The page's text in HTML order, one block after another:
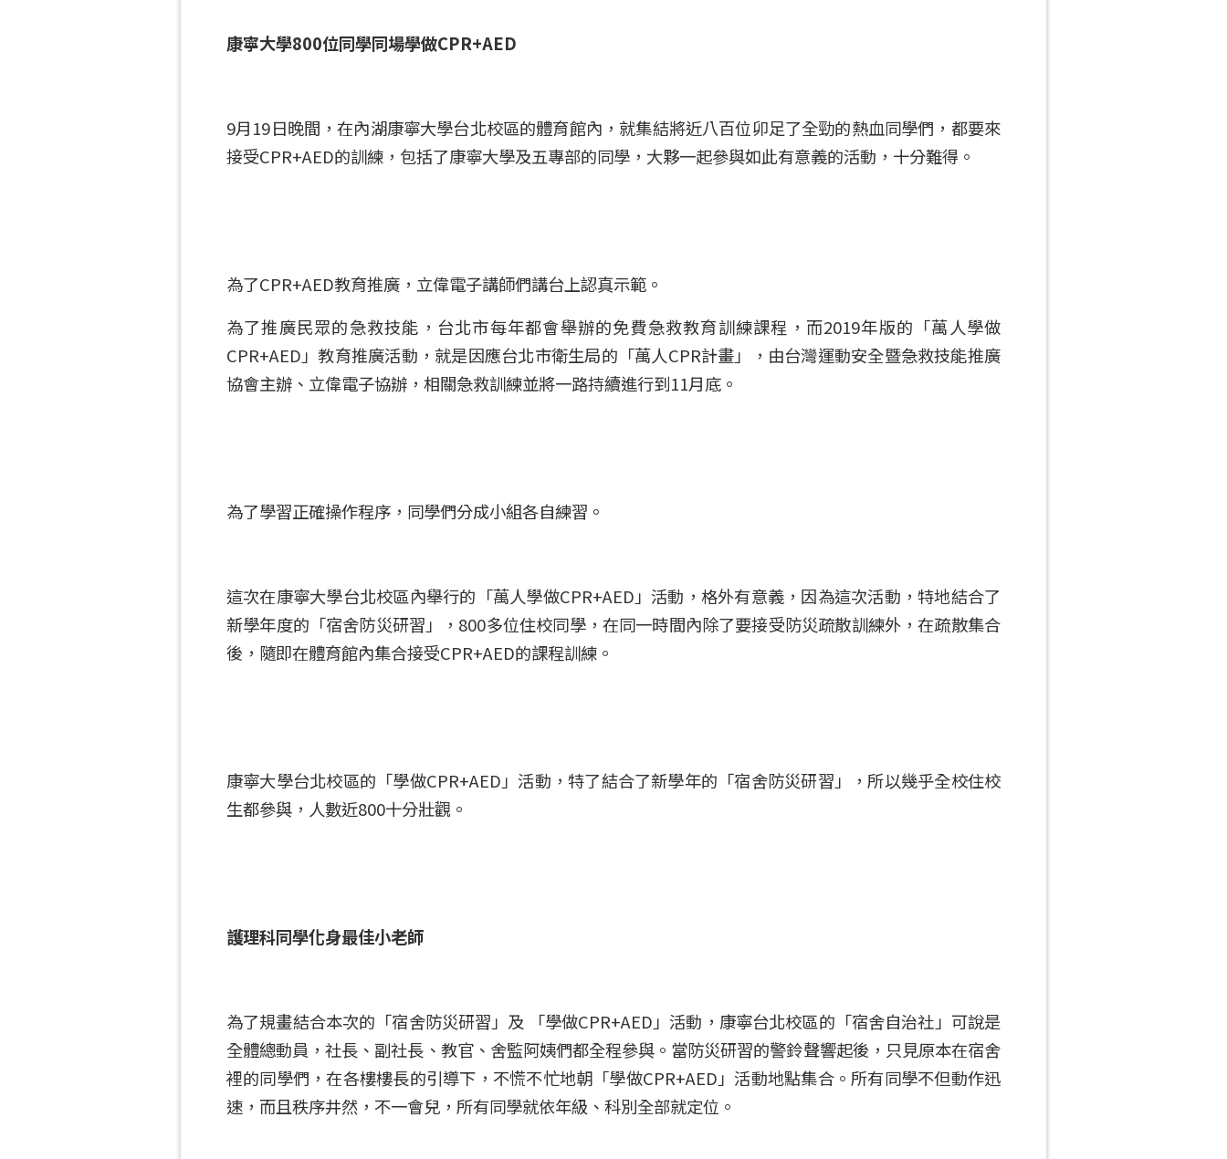
康寧大學800位同學同場學做CPR+AED
9月19日晚間，在內湖康寧大學台北校區的體育館內，就集結將近八百位卯足了全勁的熱血同學們，都要來
接受CPR+AED的訓練，包括了康寧大學及五專部的同學，大夥一起參與如此有意義的活動，十分難得。
為了CPR+AED教育推廣，立偉電子講師們講台上認真示範。
為了推廣民眾的急救技能，台北市每年都會舉辦的免費急救教育訓練課程，而2019年版的「萬人學做
CPR+AED」教育推廣活動，就是因應台北市衛生局的「萬人CPR計畫」，由台灣運動安全暨急救技能推廣
協會主辦、立偉電子協辦，相關急救訓練並將一路持續進行到11月底。
為了學習正確操作程序，同學們分成小組各自練習。
這次在康寧大學台北校區內舉行的「萬人學做CPR+AED」活動，格外有意義，因為這次活動，特地結合了
新學年度的「宿舍防災研習」，800多位住校同學，在同一時間內除了要接受防災疏散訓練外，在疏散集合
後，隨即在體育館內集合接受CPR+AED的課程訓練。
康寧大學台北校區的「學做CPR+AED」活動，特了結合了新學年的「宿舍防災研習」，所以幾乎全校住校
生都參與，人數近800十分壯觀。
護理科同學化身最佳小老師
為了規畫結合本次的「宿舍防災研習」及 「學做CPR+AED」活動，康寧台北校區的「宿舍自治社」可說是
全體總動員，社長、副社長、教官、舍監阿姨們都全程參與。當防災研習的警鈴聲響起後，只見原本在宿舍
裡的同學們，在各樓樓長的引導下，不慌不忙地朝「學做CPR+AED」活動地點集合。所有同學不但動作迅
速，而且秩序井然，不一會兒，所有同學就依年級、科別全部就定位。